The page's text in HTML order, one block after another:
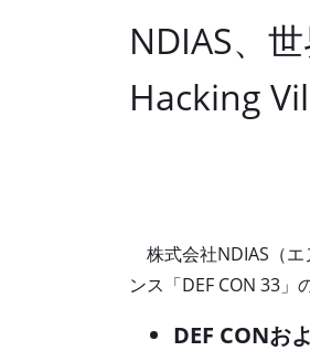
NDIAS、
Hacking
株式会社NDIAS （
ンス「DEF CON 33 」
DEF CONお